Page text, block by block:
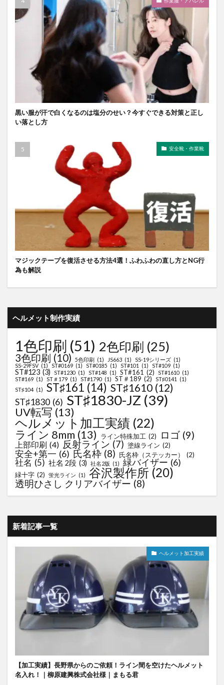
黒い服が汗で白くなるのは塩分のせい？今すぐできる対策と正し
い落とし方
安全靴・作業靴
マジックテープを復活させる方法4選！ふわふわの直し方とNG行
為も解説
ヘルメット制作実績
1色印刷 (51) 2色印刷 (25)
3色印刷 (10) 5色印刷 (1) JS663 (1) SS-19シリーズ (1)
SS-29FSV (1) ST#0169 (1) ST#0185 (1) ST#101 (1) ST#109 (1)
ST#123 (3) ST#1230 (1) ST#148 (1) ST#161 (2) ST#1610 (1)
ST#169 (1) ST＃179 (1) ST#1790 (1) ST＃189 (2) ST♯0141
(1)
ST♯104 (1) ST♯161 (14) ST♯1610 (12)
ST♯1830 (6) ST♯1830-JZ (39)
UV転写 (13)
ヘルメット加工実績 (22)
ライン 8mm (13) ライン特殊加工 (2) ロゴ (9)
上部印刷 (4) 反射ライン (7) 塗線ライン (2)
安全+第一 (6) 氏名枠 (8) 氏名枠（ステッカー） (2)
社名 (5) 社名 2段 (3) 社名2版 (1) 緑バイザー (6)
緑十字 (2) 蛍光ライン (1) 谷沢製作所 (20)
透明ひさし クリアバイザー (8)
新着記事一覧
ヘルメット加工実績
【加工実績】長野県からのご依頼！ライン間を空けたヘルメット
名入れ！｜柳原建興株式会社様｜まもる君